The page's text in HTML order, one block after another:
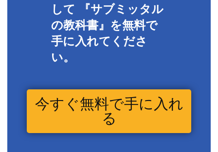
して 『サブミッタル
の教科書』を無料で
手に入れてくださ
い。
今すぐ無料で手に入れ
る